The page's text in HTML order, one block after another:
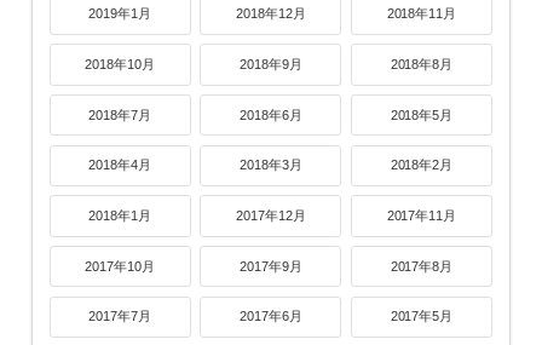
2019年1月 2018年12月 2018年11月
2018年10月 2018年9月 2018年8月
2018年7月 2018年6月 2018年5月
2018年4月 2018年3月 2018年2月
2018年1月 2017年12月 2017年11月
2017年10月 2017年9月 2017年8月
2017年7月 2017年6月 2017年5月